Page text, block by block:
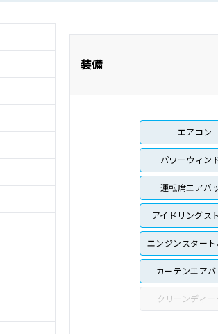
装備
エアコン
パワーウィン
運転席エアバ
アイドリングス
エンジンスター
カーテンエア
クリーンディー